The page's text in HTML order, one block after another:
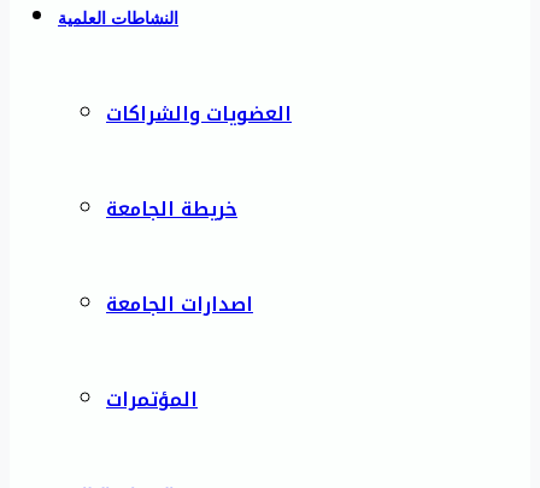
النشاطات العلمية
العضويات والشراكات
خريطة الجامعة
اصدارات الجامعة
المؤتمرات